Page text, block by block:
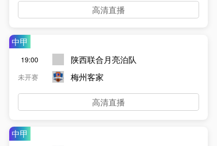
高清直播
中甲
19:00
未开赛
陕西联合月亮泊队
梅州客家
高清直播
中甲